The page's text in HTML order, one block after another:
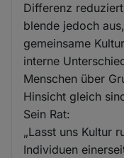
Differenz
blende jedoch
gemeinsame
interne
Menschen über
Hinsicht gleich
Sein Rat:
„Lasst uns Kultur
Individuen